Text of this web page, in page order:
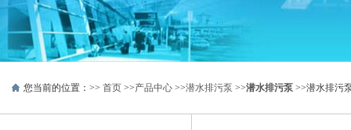
您当前的位置：>> 首页 >>产品中心 >>潜水排污泵 >>潜水排污泵 >>潜水排污